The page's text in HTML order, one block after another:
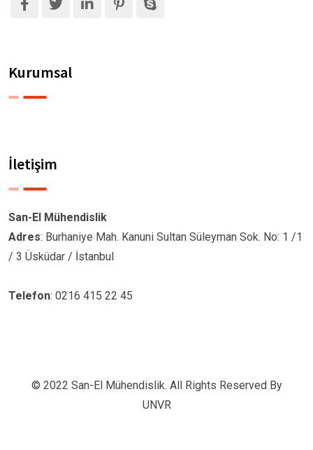
Kurumsal
İletişim
San-El Mühendislik
Adres: Burhaniye Mah. Kanuni Sultan Süleyman Sok. No: 1 /1
/ 3 Üsküdar / İstanbul
Telefon: 0216 415 22 45
© 2022 San-El Mühendislik. All Rights Reserved By
UNVR